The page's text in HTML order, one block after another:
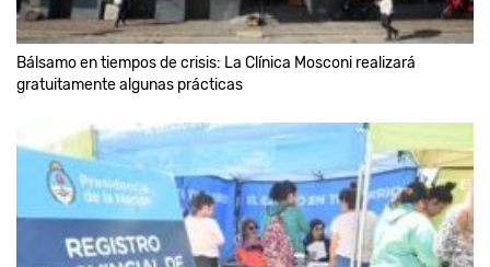
Bálsamo en tiempos de crisis: La Clínica Mosconi realizará
gratuitamente algunas prácticas